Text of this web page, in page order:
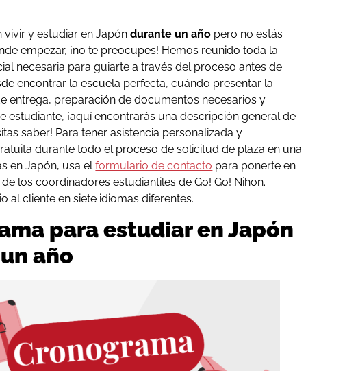
vivir y estudiar en Japóndurante un año pero no estás
empezar, ¡no te preocupes! Hemos reunido toda la
necesaria para guiarte a través del proceso antes de
encontrar la escuela perfecta, cuándo presentar la
entrega, preparación de documentos necesarios y
estudiante, ¡aquí encontrarás una descripción general de
saber! Para tener asistencia personalizada y
durante todo el proceso de solicitud de plaza en una
en Japón, usa elformulario de contacto para ponerte en
los coordinadores estudiantiles de Go! Go! Nihon.
al cliente en siete idiomas diferentes.
para estudiar en Japón
año